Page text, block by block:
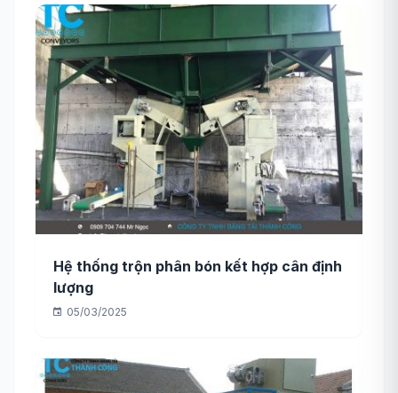
Hệ thống trộn phân bón kết hợp cân định
lượng
05/03/2025